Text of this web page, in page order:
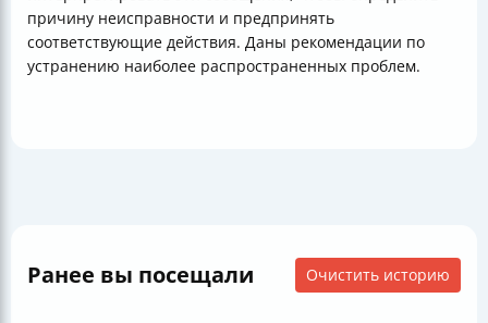
причину неисправности и предпринять
соответствующие действия. Даны рекомендации по
устранению наиболее распространенных проблем.
Ранее вы посещали Очистить историю